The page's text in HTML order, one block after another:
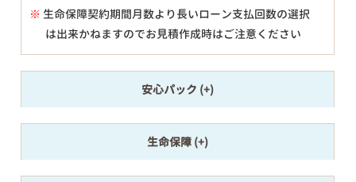
※ 生命保障契約期間月数より長いローン支払回数の選択
は出来かねますのでお見積作成時はご注意ください
安心パック
生命保障